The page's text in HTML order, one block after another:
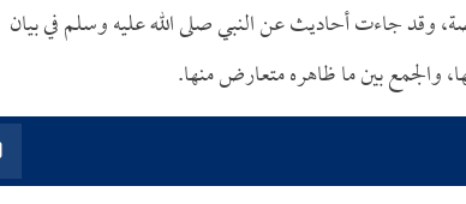
وقد جاءت أحاديث عن النبي صلى الله عليه وسلم في بيان
والجمع بين ما ظاهره متعارض منها.